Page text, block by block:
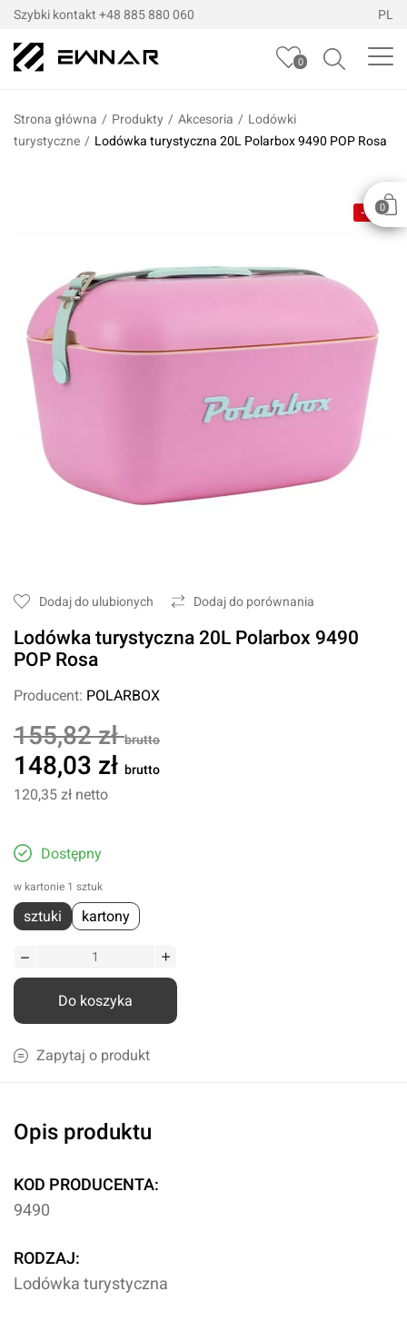
Szybki kontakt +48 885 880 060 PL
0
0
Strona główna / Produkty / Akcesoria / Lodówki
turystyczne / Lodówka turystyczna 20L Polarbox 9490 POP Rosa
-5%
Dodaj do ulubionych Dodaj do porównania
Lodówka turystyczna 20L Polarbox 9490
POP Rosa
Producent: POLARBOX
155,82 złbrutto
148,03 zł brutto
120,35 zł netto
Dostępny
w kartonie 1 sztuk
sztuki kartony
Do koszyka
Zapytaj o produkt
Opis produktu
KOD PRODUCENTA:
9490
RODZAJ:
Lodówka turystyczna